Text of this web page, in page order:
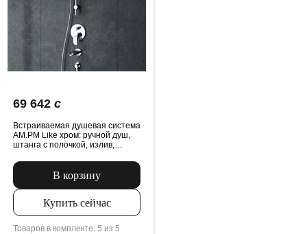
69 642 c
Встраиваемая душевая система
AM.PM Like хром: ручной душ,
штанга с полочкой, излив,
В корзину
Купить сейчас
Товаров в комплекте: 5 из 5